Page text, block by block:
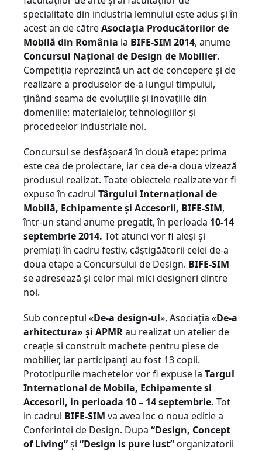
specialitate din industria lemnului este adus și în
acest an de cătreAsociația Producătorilor de
Mobilă din România la BIFE-SIM 2014, anume
Concursul Național de Design de Mobilier.
Competiția reprezintă un act de concepere și de
realizare a produselor de-a lungul timpului,
ținând seama de evoluțiile și inovațiile din
domeniile: materialelor, tehnologiilor și
procedeelor industriale noi.
Concursul se desfășoară în două etape: prima
este cea de proiectare, iar cea de-a doua vizează
produsul realizat. Toate obiectele realizate vor fi
expuse în cadrul Târgului Internațional de
Mobilă, Echipamente și Accesorii, BIFE-SIM,
într-un stand anume pregatit, în perioada 10-14
septembrie 2014. Tot atunci vor fi aleși și
premiați în cadru festiv, câștigăătorii celei de-a
doua etape a Concursului de Design. BIFE-SIM
se adresează și celor mai mici designeri dintre
noi.
Sub conceptul «De-a design-ul», Asociația «De-a
arhitectura» și APMRau realizat un atelier de
creație si construit machete pentru piese de
mobilier, iar participanți au fost 13 copii.
Prototipurile machetelor vor fi expuse la Targul
International de Mobila, Echipamente si
Accesorii, in perioada 10 – 14 septembrie. Tot
in cadrul BIFE-SIM va avea loc o noua editie a
Conferintei de Design. Dupa “Design, Concept
of Living”și “Design is pure lust”organizatorii